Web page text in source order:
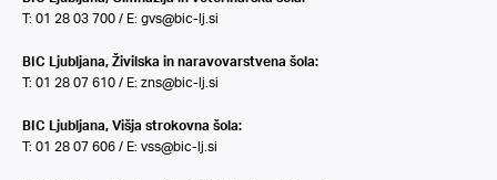
T: 01 28 03 700 / E: gvs@bic-lj.si
BIC Ljubljana, Živilska in naravovarstvena šola:
T: 01 28 07 610 / E: zns@bic-lj.si
BIC Ljubljana, Višja strokovna šola:
T: 01 28 07 606 / E: vss@bic-lj.si